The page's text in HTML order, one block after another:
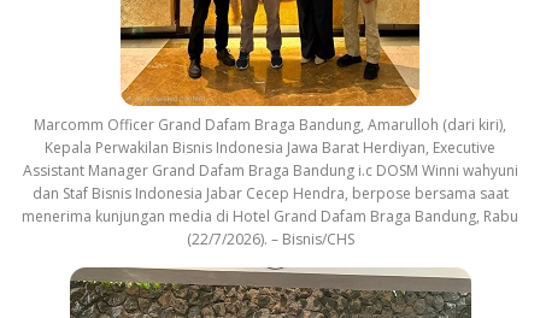
Marcomm Officer Grand Dafam Braga Bandung, Amarulloh (dari kiri),
Kepala Perwakilan Bisnis Indonesia Jawa Barat Herdiyan, Executive
Assistant Manager Grand Dafam Braga Bandung i.c DOSM Winni wahyuni
dan Staf Bisnis Indonesia Jabar Cecep Hendra, berpose bersama saat
menerima kunjungan media di Hotel Grand Dafam Braga Bandung, Rabu
(22/7/2026). – Bisnis/CHS